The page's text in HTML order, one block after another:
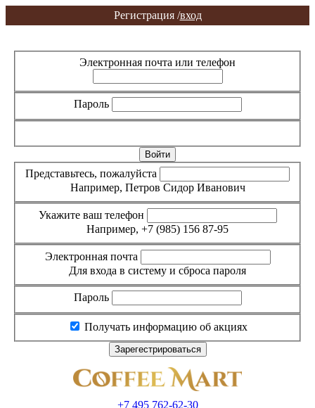
Регистрация /вход
Электронная почта или телефон
Пароль
Представьтесь, пожалуйста
Например, Петров Сидор Иванович
Укажите ваш телефон
Например, +7 (985) 156 87-95
Электронная почта
Для входа в систему и сброса пароля
Пароль
Получать информацию об акциях
+7 495762-62-30